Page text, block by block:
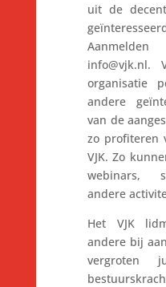
uit de
organisatie
andere
van de
zo profiteren
VJK. Zo
webinars,
andere
Het VJK
andere bij
vergroten